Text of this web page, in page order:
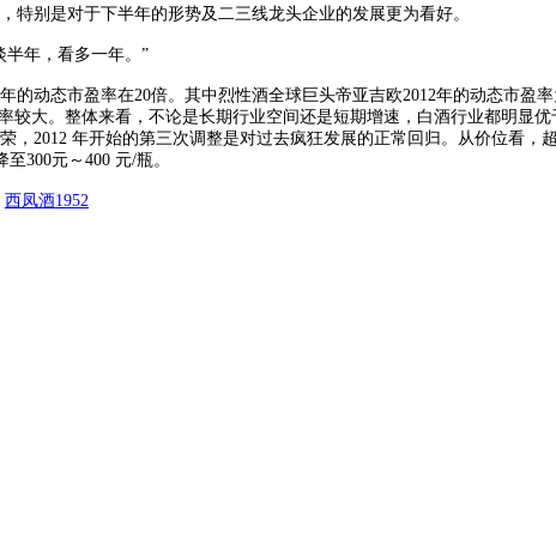
别是对于下半年的形势及二三线龙头企业的发展更为看好。
年，看多一年。”
动态市盈率在20倍。其中烈性酒全球巨头帝亚吉欧2012年的动态市盈
较大。整体来看，不论是长期行业空间还是短期增速，白酒行业都明
，2012 年开始的第三次调整是对过去疯狂发展的正常回归。从价位看
300元～400 元/瓶。
西凤酒1952